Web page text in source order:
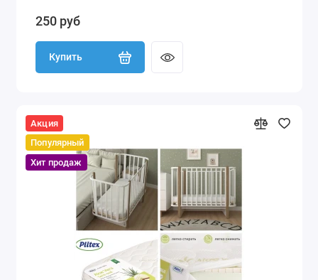
250 руб
Купить
Акция
Популярный
Хит продаж